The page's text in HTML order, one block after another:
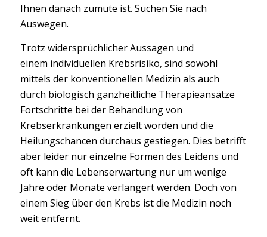
Ihnen danach zumute ist. Suchen Sie nach
Auswegen.
Trotz widersprüchlicher Aussagen und
einem individuellen Krebsrisiko, sind sowohl
mittels der konventionellen Medizin als auch
durch biologisch ganzheitliche Therapieansätze
Fortschritte bei der Behandlung von
Krebserkrankungen erzielt worden und die
Heilungschancen durchaus gestiegen. Dies betrifft
aber leider nur einzelne Formen des Leidens und
oft kann die Lebenserwartung nur um wenige
Jahre oder Monate verlängert werden. Doch von
einem Sieg über den Krebs ist die Medizin noch
weit entfernt.